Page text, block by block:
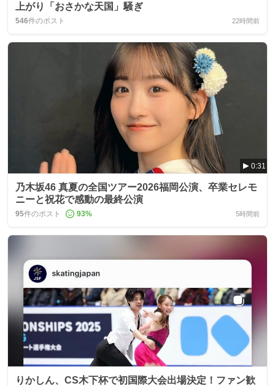
上がり「おさかな天国」騒ぎ
546件のポスト 22時間前
0:31
乃木坂46 真夏の全国ツアー2026福岡公演、卒業セレモ
ニーと祝花で感動の最終公演
95件のポスト 93% 5時間前
りかしん、CS木下杯で初国際大会出場決定！ファン歓